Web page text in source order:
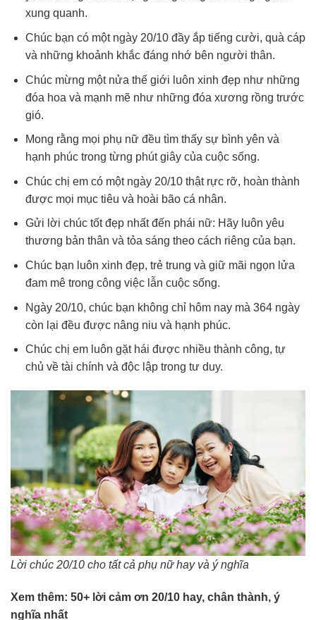
xung quanh.
Chúc bạn có một ngày 20/10 đầy ắp tiếng cười, quà cáp
và những khoảnh khắc đáng nhớ bên người thân.
Chúc mừng một nửa thế giới luôn xinh đẹp như những
đóa hoa và mạnh mẽ như những đóa xương rồng trước
gió.
Mong rằng mọi phụ nữ đều tìm thấy sự bình yên và
hạnh phúc trong từng phút giây của cuộc sống.
Chúc chị em có một ngày 20/10 thật rực rỡ, hoàn thành
được mọi mục tiêu và hoài bão cá nhân.
Gửi lời chúc tốt đẹp nhất đến phái nữ: Hãy luôn yêu
thương bản thân và tỏa sáng theo cách riêng của bạn.
Chúc bạn luôn xinh đẹp, trẻ trung và giữ mãi ngọn lửa
đam mê trong công việc lẫn cuộc sống.
Ngày 20/10, chúc bạn không chỉ hôm nay mà 364 ngày
còn lại đều được nâng niu và hạnh phúc.
Chúc chị em luôn gặt hái được nhiều thành công, tự
chủ về tài chính và độc lập trong tư duy.
Lời chúc 20/10 cho tất cả phụ nữ hay và ý nghĩa
Xem thêm: 50+ lời cảm ơn 20/10 hay, chân thành, ý
nghĩa nhất